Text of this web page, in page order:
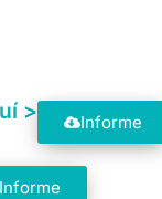
> Informe
Informe